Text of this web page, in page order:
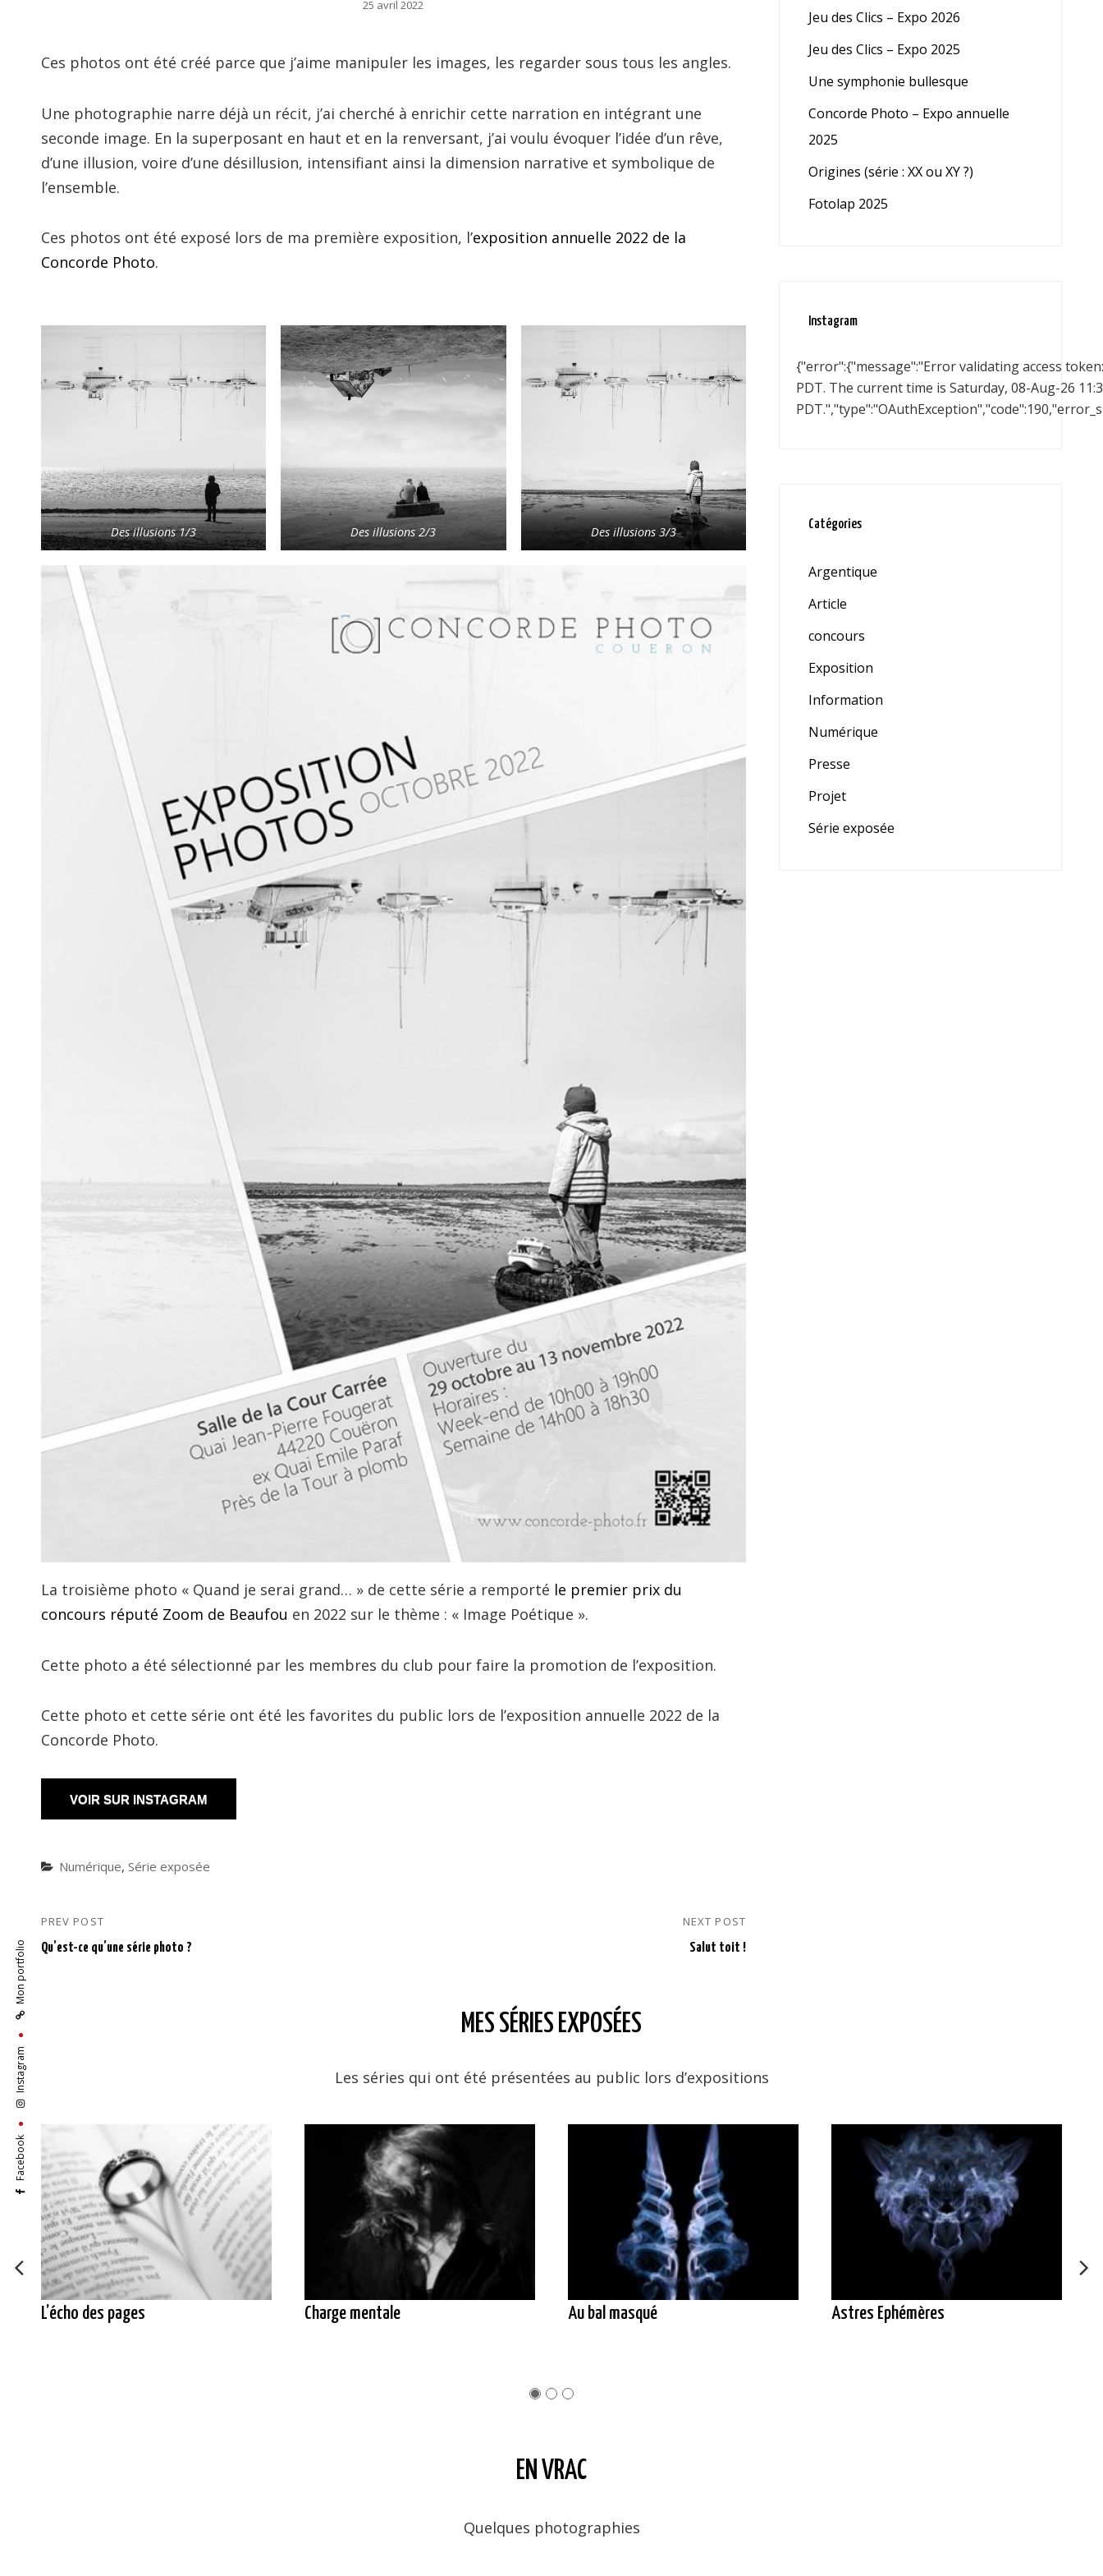
Facebook
Instagram
Mon portfolio
25 avril 2022
Ces photos ont été créé parce que j’aime manipuler les images, les regarder sous tous les angles.
Une photographie narre déjà un récit, j’ai cherché à enrichir cette narration en intégrant une
seconde image. En la superposant en haut et en la renversant, j’ai voulu évoquer l’idée d’un rêve,
d’une illusion, voire d’une désillusion, intensifiant ainsi la dimension narrative et symbolique de
l’ensemble.
Ces photos ont été exposé lors de ma première exposition, l’exposition annuelle 2022 de la
Concorde Photo.
Des illusions 1/3 Des illusions 2/3 Des illusions 3/3
La troisième photo « Quand je serai grand… » de cette série a remporté le premier prix du
concours réputé Zoom de Beaufou en 2022 sur le thème : « Image Poétique ».
Cette photo a été sélectionné par les membres du club pour faire la promotion de l’exposition.
Cette photo et cette série ont été les favorites du public lors de l’exposition annuelle 2022 de la
Concorde Photo.
VOIR SUR INSTAGRAM
Categories
Numérique, Série exposée
Navigation
de
Previous
Post
PREV POST
Qu’est-ce qu’une série photo ?
Next
Post
NEXT POST
Salut toit !
Jeu des Clics – Expo 2026
Jeu des Clics – Expo 2025
Une symphonie bullesque
Concorde Photo – Expo annuelle
2025
Origines (série : XX ou XY ?)
Fotolap 2025
Instagram
{"error":{"message":"Error validating access
PDT. The current time is Saturday, 08-Aug-26
Catégories
Argentique
Article
concours
Exposition
Information
Numérique
Presse
Projet
Série exposée
MES SÉRIES EXPOSÉES
Les séries qui ont été présentées au public lors d’expositions
L’écho des pages Charge mentale Au bal masqué Astres Ephémères
EN VRAC
Quelques photographies